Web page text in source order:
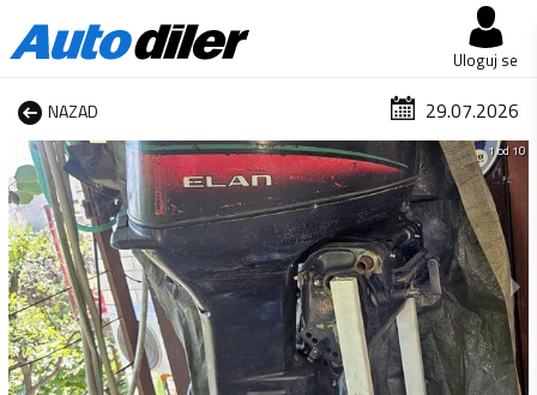
Uloguj se
NAZAD 29.07.2026
1 od 10